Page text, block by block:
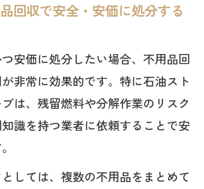
回収で安全・安価に処分する
安価に処分したい場合、不用品回
非常に効果的です。特に石油スト
は、残留燃料や分解作業のリスク
識を持つ業者に依頼することで安
しては、複数の不用品をまとめて